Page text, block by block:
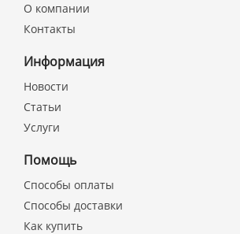
О компании
Контакты
Информация
Новости
Статьи
Услуги
Помощь
Способы оплаты
Способы доставки
Как купить